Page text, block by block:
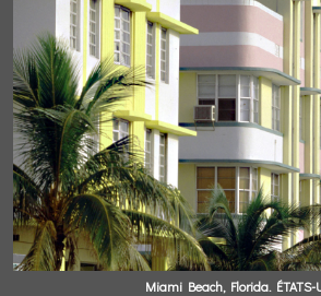
Miami Beach, Florida. ÉTATS-